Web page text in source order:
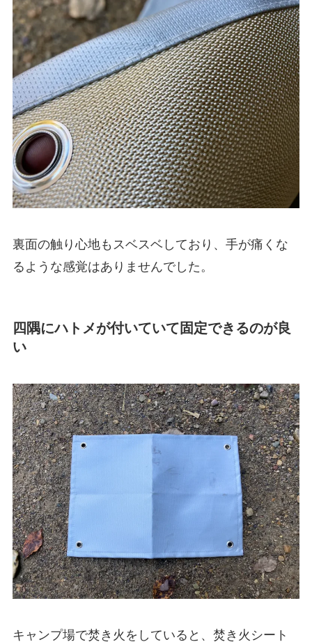
裏面の触り心地もスベスベしており、手が痛くな
るような感覚はありませんでした。
四隅にハトメが付いていて固定できるのが良
い
キャンプ場で焚き火をしていると、焚き火シート